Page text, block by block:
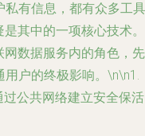
有信息，都有众多工具
其中的一项核心技术。
数据服务内的角色，先
户的终极影响。\n\n1.
公共网络建立安全保